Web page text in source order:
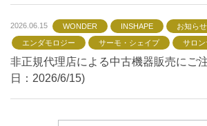
2026.06.15 WONDER INSHAPE お知らせ
エンダモロジー
サーモ・シェイプ サロン
非正規代理店による中古機器販売にご
日：2026/6/15)